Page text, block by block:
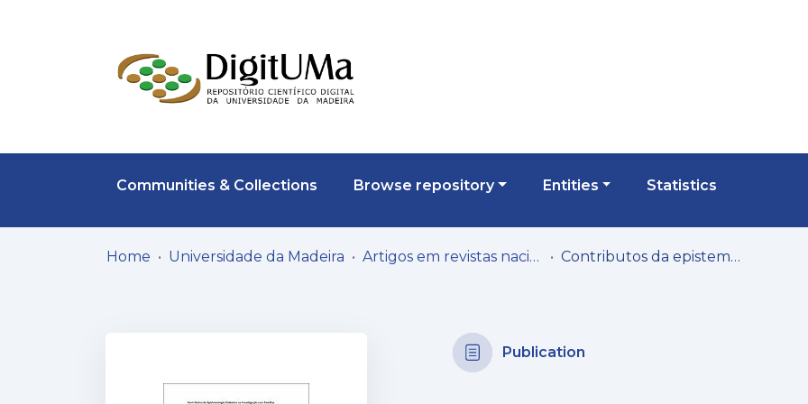
Communities & Collections Browse repository Entities Statistics
Home Universidade da Madeira Artigos em revistas nacionais Contributos da epistemologia sistémica na investigação com famílias
Publication